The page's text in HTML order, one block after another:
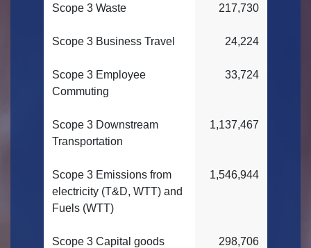
Scope 3 Waste 217,730
Scope 3 Business Travel 24,224
Scope 3 Employee
Commuting
33,724
Scope 3 Downstream
Transportation
1,137,467
Scope 3 Emissions from
electricity (T&D, WTT) and
Fuels (WTT)
1,546,944
Scope 3 Capital goods
298,706